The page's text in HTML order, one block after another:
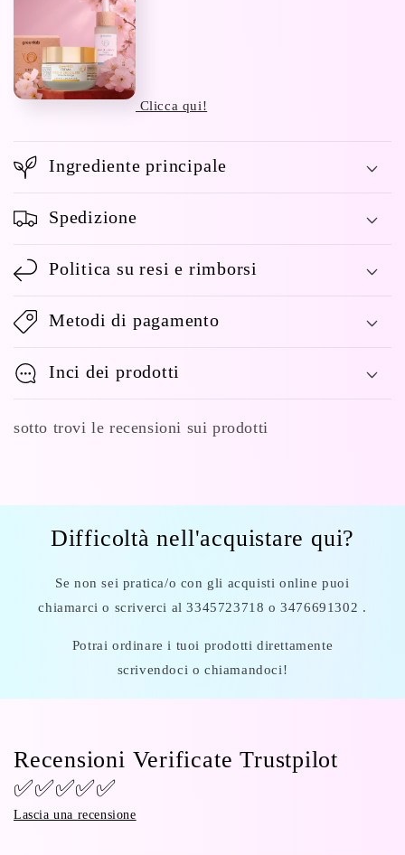
Clicca qui!
Ingrediente principale
Spedizione
Politica su resi e rimborsi
Metodi di pagamento
Inci dei prodotti
sotto trovi le recensioni sui prodotti
Difficoltà nell'acquistare qui?
Se non sei pratica/o con gli acquisti online puoi
chiamarci o scriverci al 3345723718 o 3476691302 .
Potrai ordinare i tuoi prodotti direttamente
scrivendoci o chiamandoci!
Recensioni Verificate Trustpilot
✅✅✅✅✅
Lascia una recensione